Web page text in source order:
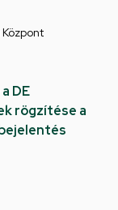
DE
rögzítése a